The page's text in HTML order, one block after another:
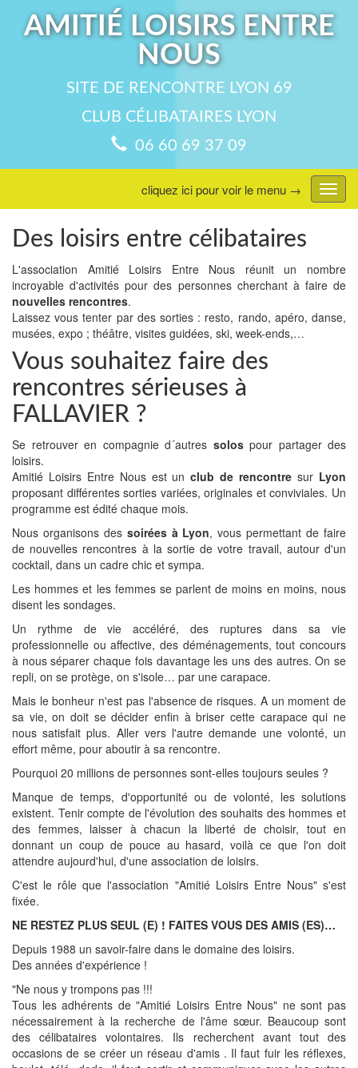
AMITIÉ LOISIRS ENTRE
NOUS
SITE DE RENCONTRE LYON 69
CLUB CÉLIBATAIRES LYON
06 60 69 37 09
menu
cliquez ici pour voir le menu →
Des loisirs entre célibataires
L'association Amitié Loisirs Entre Nous réunit un nombre
incroyable d'activités pour des personnes cherchant à faire de
nouvelles rencontres.
Laissez vous tenter par des sorties : resto, rando, apéro, danse,
musées, expo ; théâtre, visites guidées, ski, week-ends,…
Vous souhaitez faire des
rencontres sérieuses à
FALLAVIER ?
Se retrouver en compagnie d´autres solospour partager des
loisirs.
Amitié Loisirs Entre Nous est unclub de rencontre sur Lyon
proposant différentes sorties variées, originales et conviviales. Un
programme est édité chaque mois.
Nous organisons des soirées à Lyon, vous permettant de faire
de nouvelles rencontres à la sortie de votre travail, autour d'un
cocktail, dans un cadre chic et sympa.
Les hommes et les femmes se parlent de moins en moins, nous
disent les sondages.
Un rythme de vie accéléré, des ruptures dans sa vie
professionnelle ou affective, des déménagements, tout concours
à nous séparer chaque fois davantage les uns des autres. On se
repli, on se protège, on s'isole… par une carapace.
Mais le bonheur n'est pas l'absence de risques. A un moment de
sa vie, on doit se décider enfin à briser cette carapace qui ne
nous satisfait plus. Aller vers l'autre demande une volonté, un
effort même, pour aboutir à sa rencontre.
Pourquoi 20 millions de personnes sont-elles toujours seules ?
Manque de temps, d'opportunité ou de volonté, les solutions
existent. Tenir compte de l'évolution des souhaits des hommes et
des femmes, laisser à chacun la liberté de choisir, tout en
donnant un coup de pouce au hasard, voilà ce que l'on doit
attendre aujourd'hui, d'une association de loisirs.
C'est le rôle que l'association "Amitié Loisirs Entre Nous" s'est
fixée.
NE RESTEZ PLUS SEUL (E) ! FAITES VOUS DES AMIS (ES)…
Depuis 1988 un savoir-faire dans le domaine des loisirs.
Des années d'expérience !
"Ne nous y trompons pas !!!
Tous les adhérents de "Amitié Loisirs Entre Nous" ne sont pas
nécessairement à la recherche de l'âme sœur. Beaucoup sont
des célibataires volontaires. Ils recherchent avant tout des
occasions de se créer un réseau d'amis . Il faut fuir les réflexes,